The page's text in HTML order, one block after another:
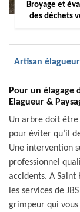
Broyage et
des déchets
Artisan
Pour un élagage
Elagueur &
Un arbre doit
pour éviter qu’il
Une intervention
professionnel
accidents. A Saint
les services de
grimpeur qui